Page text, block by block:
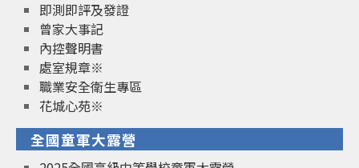
即測即評及發證
曾家大事記
內控聲明書
處室規章※
職業安全衛生專區
花城心苑※
全國童軍大露營